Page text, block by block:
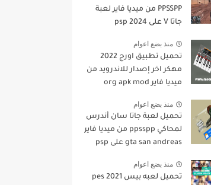
PPSSPP من ميديا فاير لعبة
جاتا V على psp 2024
منذ بضع اعوام
تحميل تطبيق اورج 2022
مهكر اخر إصدار للاندرويد من
ميديا فاير org apk mod
منذ بضع اعوام
تحميل لعبة جاتا سان أندرس
لمحاكي ppsspp من ميديا فاير
gta san andreas على psp
منذ بضع اعوام
تحميل لعبه بيس pes 2021